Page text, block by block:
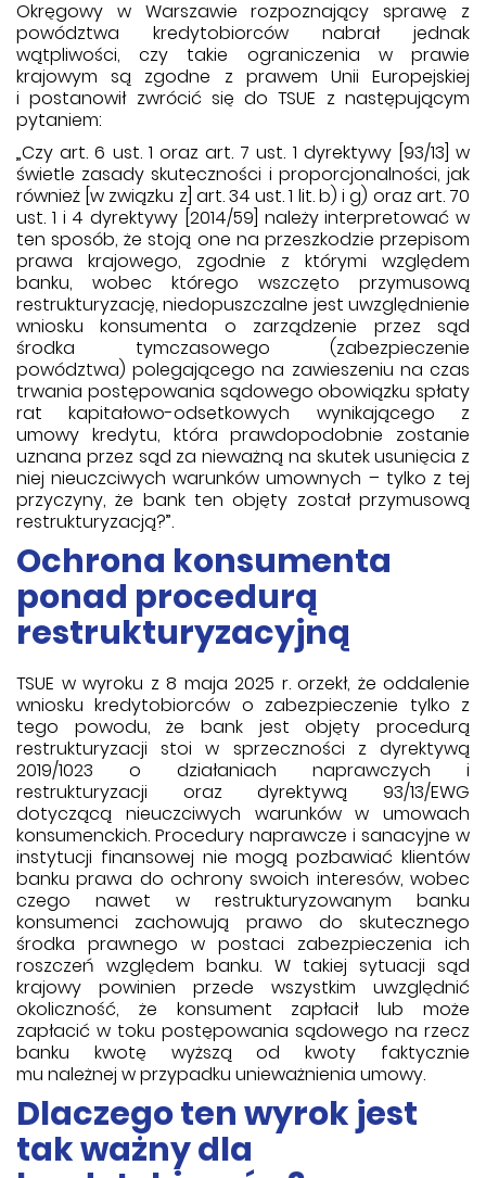
Okręgowy w Warszawie rozpoznający sprawę z
powództwa kredytobiorców nabrał jednak
wątpliwości, czy takie ograniczenia w prawie
krajowym są zgodne z prawem Unii Europejskiej
i postanowił zwrócić się do TSUE z następującym
pytaniem:
„Czy art. 6 ust. 1 oraz art. 7 ust. 1 dyrektywy [93/13] w
świetle zasady skuteczności i proporcjonalności, jak
również [w związku z] art. 34 ust. 1 lit. b) i g) oraz art. 70
ust. 1 i 4 dyrektywy [2014/59] należy interpretować w
ten sposób, że stoją one na przeszkodzie przepisom
prawa krajowego, zgodnie z którymi względem
banku, wobec którego wszczęto przymusową
restrukturyzację, niedopuszczalne jest uwzględnienie
wniosku konsumenta o zarządzenie przez sąd
środka tymczasowego (zabezpieczenie
powództwa) polegającego na zawieszeniu na czas
trwania postępowania sądowego obowiązku spłaty
rat kapitałowo-odsetkowych wynikającego z
umowy kredytu, która prawdopodobnie zostanie
uznana przez sąd za nieważną na skutek usunięcia z
niej nieuczciwych warunków umownych – tylko z tej
przyczyny, że bank ten objęty został przymusową
restrukturyzacją?”.
Ochrona konsumenta
ponad procedurą
restrukturyzacyjną
TSUE w wyroku z 8 maja 2025 r. orzekł, że oddalenie
wniosku kredytobiorców o zabezpieczenie tylko z
tego powodu, że bank jest objęty procedurą
restrukturyzacji stoi w sprzeczności z dyrektywą
2019/1023 o działaniach naprawczych i
restrukturyzacji oraz dyrektywą 93/13/EWG
dotyczącą nieuczciwych warunków w umowach
konsumenckich. Procedury naprawcze i sanacyjne w
instytucji finansowej nie mogą pozbawiać klientów
banku prawa do ochrony swoich interesów, wobec
czego nawet w restrukturyzowanym banku
konsumenci zachowują prawo do skutecznego
środka prawnego w postaci zabezpieczenia ich
roszczeń względem banku. W takiej sytuacji sąd
krajowy powinien przede wszystkim uwzględnić
okoliczność, że konsument zapłacił lub może
zapłacić w toku postępowania sądowego na rzecz
banku kwotę wyższą od kwoty faktycznie
mu należnej w przypadku unieważnienia umowy.
Dlaczego ten wyrok jest
tak ważny dla